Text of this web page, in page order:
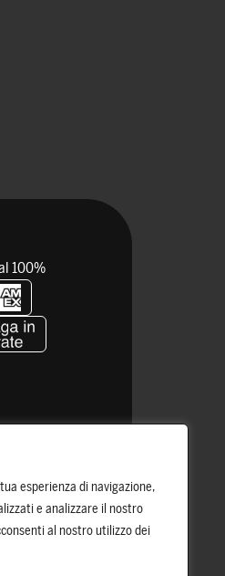
esperienza di navigazione,
e analizzare il nostro
al nostro utilizzo dei
100%